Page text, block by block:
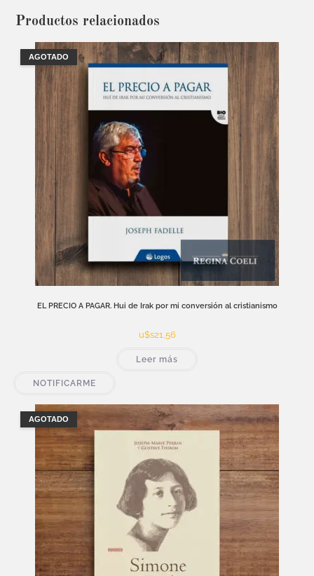
Productos relacionados
AGOTADO
EL PRECIO A PAGAR. Hui de Irak por mi conversión al cristianismo
u$s21,56
Leer más
NOTIFICARME
AGOTADO